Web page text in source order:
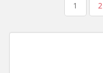
GEZINMESI
1 2